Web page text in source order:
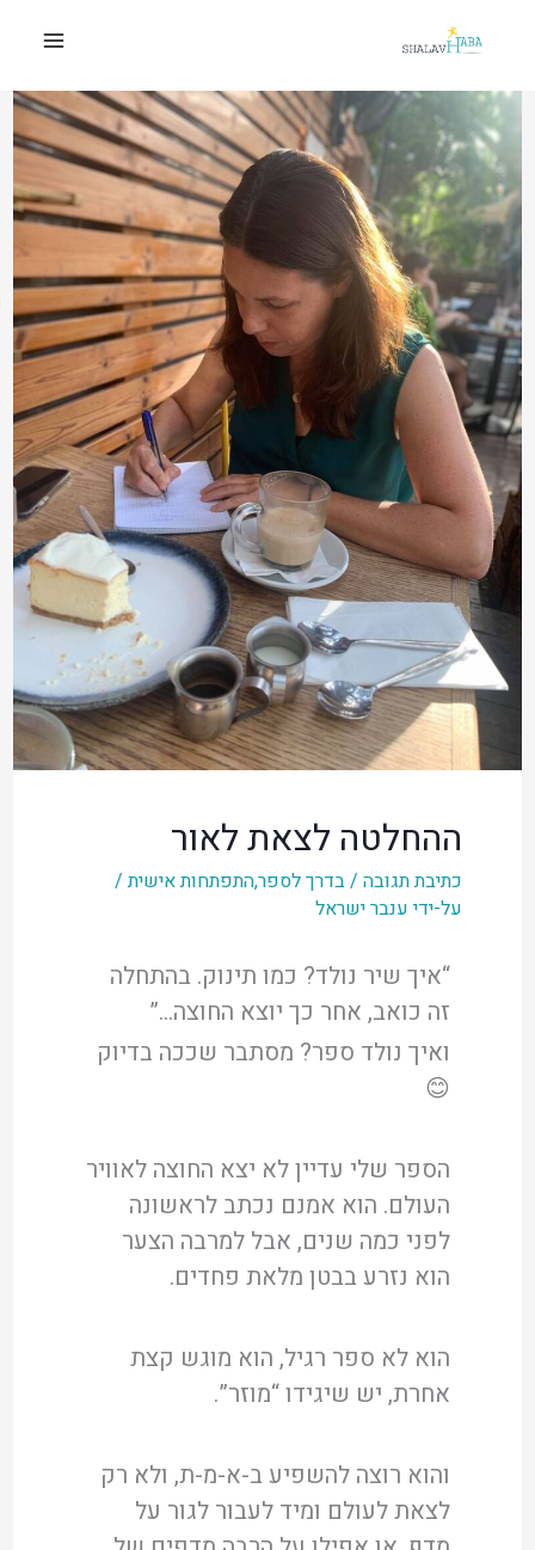
ההחלטה לצאת לאור
כתיבת תגובה /בדרך לספר,התפתחות אישית/
על-ידי ענבר ישראל
“איך שיר נולד? כמו תינוק. בהתחלה
זה כואב, אחר כך יוצא החוצה…”
ואיך נולד ספר? מסתבר שככה בדיוק
😊
הספר שלי עדיין לא יצא החוצה לאוויר
העולם. הוא אמנם נכתב לראשונה
לפני כמה שנים, אבל למרבה הצער
הוא נזרע בבטן מלאת פחדים.
הוא לא ספר רגיל, הוא מוגש קצת
אחרת, יש שיגידו “מוזר”.
והוא רוצה להשפיע ב-א-מ-ת, ולא רק
לצאת לעולם ומיד לעבור לגור על